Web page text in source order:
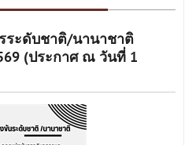
ระดับชาติ/นานาชาติ
(ประกาศ ณ วันที่ 1